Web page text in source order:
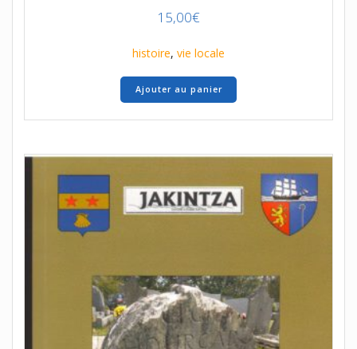
15,00€
histoire, vie locale
Ajouter au panier